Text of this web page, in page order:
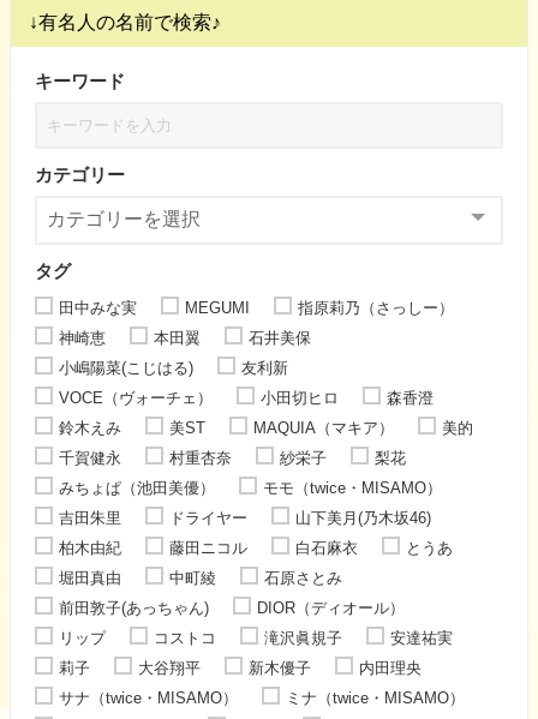
↓有名人の名前で検索♪
キーワード
カテゴリー
タグ
田中みな実 MEGUMI
指原莉乃（さっしー）
神崎恵
本田翼
石井美保
小嶋陽菜(こじはる)
友利新
VOCE（ヴォーチェ）
小田切ヒロ
森香澄
鈴木えみ
美ST MAQUIA（マキア）
美的
千賀健永
村重杏奈 紗栄子
梨花
みちょぱ（池田美優）
モモ（twice・MISAMO）
吉田朱里
ドライヤー
山下美月(乃木坂46)
柏木由紀
藤田ニコル 白石麻衣
とうあ
堀田真由
中町綾
石原さとみ
前田敦子(あっちゃん)
DIOR（ディオール）
リップ
コストコ 滝沢眞規子
安達祐実
莉子
大谷翔平 新木優子
内田理央
サナ（twice・MISAMO）
ミナ（twice・MISAMO）